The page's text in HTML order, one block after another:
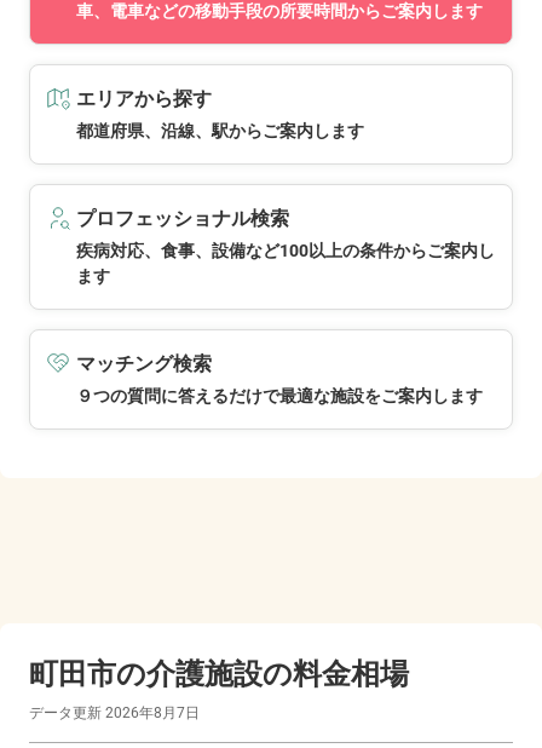
車、電車などの移動手段の所要時間からご案内します
エリアから探す
都道府県、沿線、駅からご案内します
プロフェッショナル検索
疾病対応、食事、設備など100以上の条件からご案内し
ます
マッチング検索
９つの質問に答えるだけで最適な施設をご案内します
町田市の介護施設の料金相場
データ更新 2026年8月7日